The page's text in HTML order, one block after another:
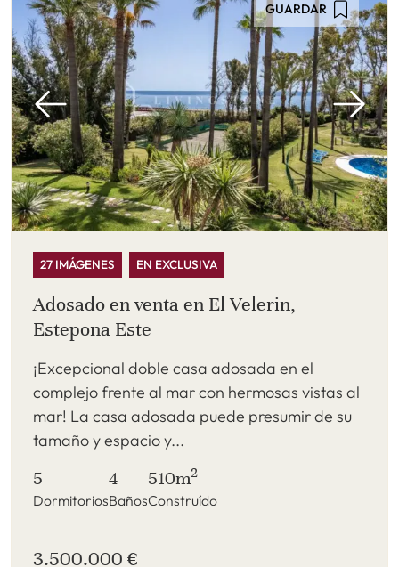
GUARDAR
27 IMÁGENES EN EXCLUSIVA
Adosado en venta en El Velerin,
Estepona Este
¡Excepcional doble casa adosada en el
complejo frente al mar con hermosas vistas al
mar! La casa adosada puede presumir de su
tamaño y espacio y...
5
Dormitorios
4
Baños
510m2
Construído
3.500.000 €